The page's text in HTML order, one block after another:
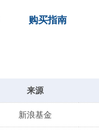
购买指南
来源
新浪基金